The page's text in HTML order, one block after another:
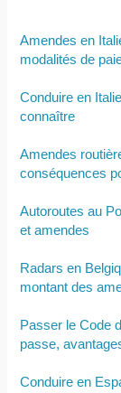
Amendes en
modalités de
Conduire en
connaître
Amendes
conséquences
Autoroutes au
et amendes
Radars en
montant des
Passer le Code
passe,
Conduire en